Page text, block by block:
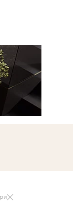
Polecane
Sintered stone
Monumental